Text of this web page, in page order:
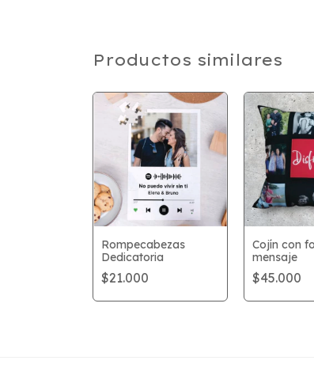
Productos similares
Rompecabezas
Dedicatoria
$21.000
Cojín con
mensaje
$45.000